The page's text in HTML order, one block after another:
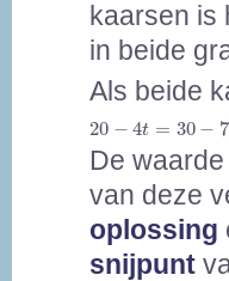
kaarsen is
in beide
Als beide
20 − 4t = 30 −
20 =30 7,5
De
van deze
oplossing
snijpunt